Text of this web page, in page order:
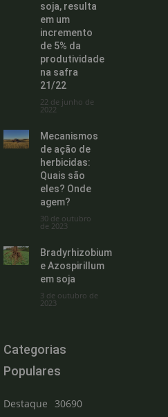
soja, resulta
em um
incremento
de 5% da
produtividade
na safra
21/22
22 de junho de
2022
Mecanismos
de ação de
herbicidas:
Quais são
eles? Onde
agem?
30 de outubro
de 2023
Bradyrhizobium
e Azospirillum
em soja
3 de outubro de
2023
Categorias
Populares
Destaque
30690